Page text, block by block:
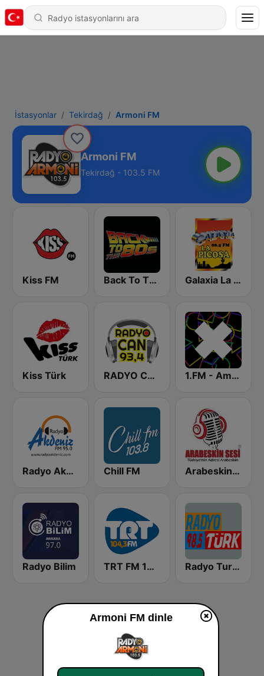
İstasyonlar Tekirdağ Armoni FM
Armoni FM
Tekirdağ - 103.5 FM
Kiss FM Back To The 80's Radio Galaxia La Picosa
Kiss Türk RADYO CAN 1.FM - Amsterdam Trance
Radyo Akdeniz Chill FM Arabeskinsesi FM
Radyo Bilim TRT FM 104.3 Radyo Turk Giresun
Armoni FM dinle